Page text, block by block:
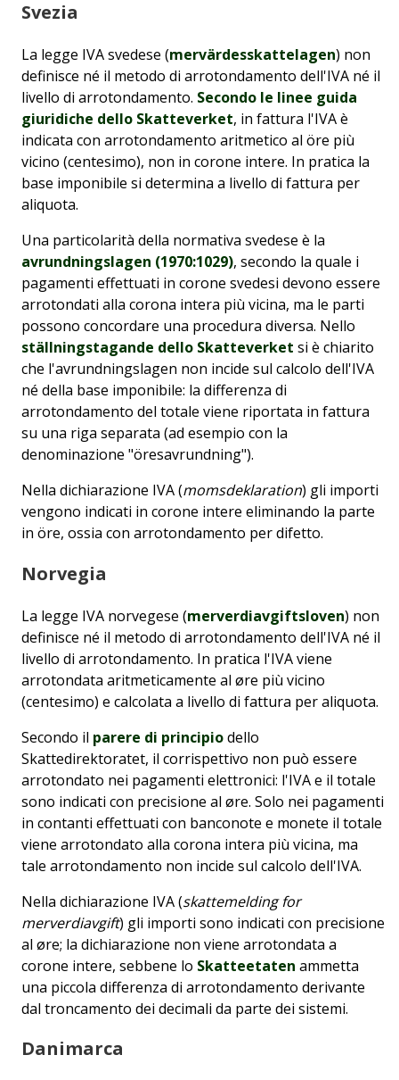
Svezia
La legge IVA svedese (mervärdesskattelagen) non
definisce né il metodo di arrotondamento dell'IVA né il
livello di arrotondamento. Secondo le linee guida
giuridiche dello Skatteverket, in fattura l'IVA è
indicata con arrotondamento aritmetico al öre più
vicino (centesimo), non in corone intere. In pratica la
base imponibile si determina a livello di fattura per
aliquota.
Una particolarità della normativa svedese è la
avrundningslagen (1970:1029), secondo la quale i
pagamenti effettuati in corone svedesi devono essere
arrotondati alla corona intera più vicina, ma le parti
possono concordare una procedura diversa. Nello
ställningstagande dello Skatteverket si è chiarito
che l'avrundningslagen non incide sul calcolo dell'IVA
né della base imponibile: la differenza di
arrotondamento del totale viene riportata in fattura
su una riga separata (ad esempio con la
denominazione "öresavrundning").
Nella dichiarazione IVA (momsdeklaration) gli importi
vengono indicati in corone intere eliminando la parte
in öre, ossia con arrotondamento per difetto.
Norvegia
La legge IVA norvegese (merverdiavgiftsloven) non
definisce né il metodo di arrotondamento dell'IVA né il
livello di arrotondamento. In pratica l'IVA viene
arrotondata aritmeticamente al øre più vicino
(centesimo) e calcolata a livello di fattura per aliquota.
Secondo il parere di principiodello
Skattedirektoratet, il corrispettivo non può essere
arrotondato nei pagamenti elettronici: l'IVA e il totale
sono indicati con precisione al øre. Solo nei pagamenti
in contanti effettuati con banconote e monete il totale
viene arrotondato alla corona intera più vicina, ma
tale arrotondamento non incide sul calcolo dell'IVA.
Nella dichiarazione IVA (skattemelding for
merverdiavgift) gli importi sono indicati con precisione
al øre; la dichiarazione non viene arrotondata a
corone intere, sebbene lo Skatteetaten ammetta
una piccola differenza di arrotondamento derivante
dal troncamento dei decimali da parte dei sistemi.
Danimarca